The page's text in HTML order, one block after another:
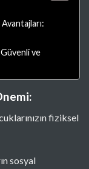
ve
fiziksel
sosyal